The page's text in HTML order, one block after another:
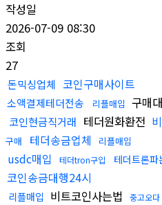
작성일
2026-07-09 08:30
조회
27
돈믹싱업체 코인구매사이트
소액결제테더전송 리플매입 구매
코인현금직거래 테더원화환전
구매
테더송금업체 리플매입
usdc매입 테더tron구입 테더트론파
코인송금대행24시
리플매입 비트코인사는법 중고오다